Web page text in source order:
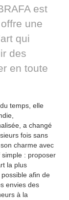
est
une
qui
des
en toute
temps, elle
a changé
fois sans
charme avec
simple : proposer
la plus
afin de
envies des
à la